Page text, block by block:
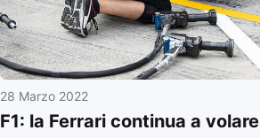
28 Marzo 2022
F1: la Ferrari continua a volare